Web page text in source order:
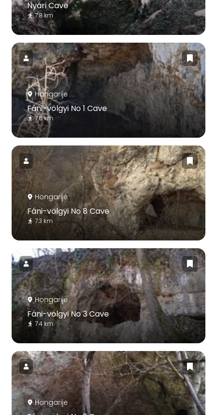
Nyári Cave
7.8 km
Hongarije
Fáni-völgyi No 1 Cave
7.6 km
Hongarije
Fáni-völgyi No 8 Cave
7.3 km
Hongarije
Fáni-völgyi No 3 Cave
7.4 km
Hongarije